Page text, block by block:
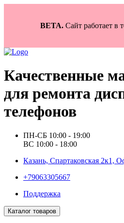
BETA.Сайт работает в
Качественные
для ремонта
телефонов
ПН-СБ 10:00 - 19:00
ВС 10:00 - 18:00
Казань, Спартаковская 2к1,
+79063305667
Поддержка
Каталог товаров